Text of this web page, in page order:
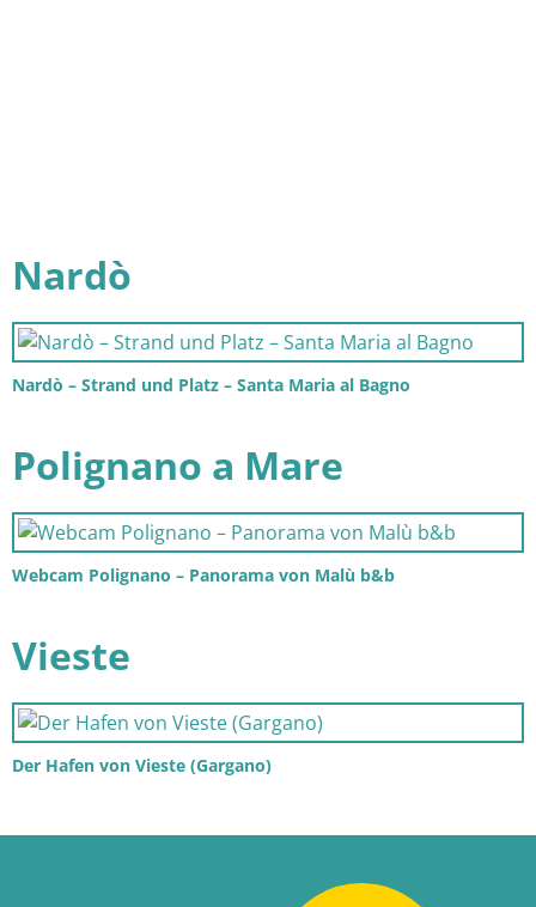
Nardò
Nardò – Strand und Platz – Santa Maria al Bagno
Polignano a Mare
Webcam Polignano – Panorama von Malù b&b
Vieste
Der Hafen von Vieste (Gargano)